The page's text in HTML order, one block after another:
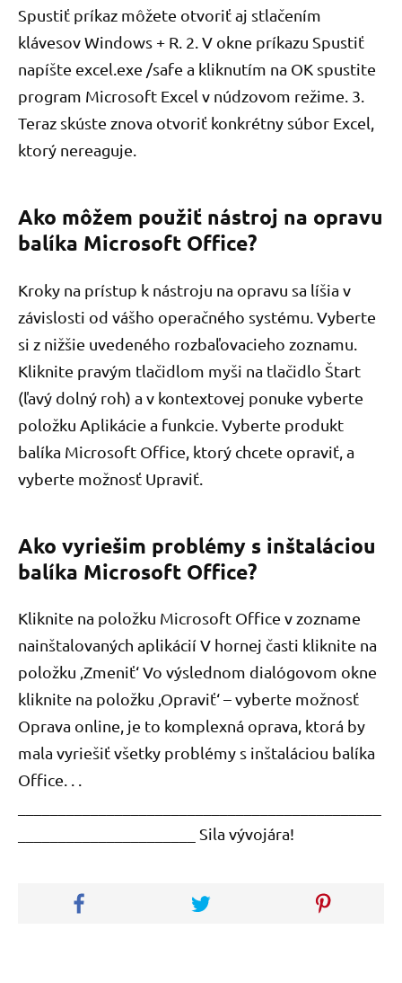
Spustiť príkaz môžete otvoriť aj stlačením
klávesov Windows + R. 2. V okne príkazu Spustiť
napíšte excel.exe /safe a kliknutím na OK spustite
program Microsoft Excel v núdzovom režime. 3.
Teraz skúste znova otvoriť konkrétny súbor Excel,
ktorý nereaguje.
Ako môžem použiť nástroj na opravu
balíka Microsoft Office?
Kroky na prístup k nástroju na opravu sa líšia v
závislosti od vášho operačného systému. Vyberte
si z nižšie uvedeného rozbaľovacieho zoznamu.
Kliknite pravým tlačidlom myši na tlačidlo Štart
(ľavý dolný roh) a v kontextovej ponuke vyberte
položku Aplikácie a funkcie. Vyberte produkt
balíka Microsoft Office, ktorý chcete opraviť, a
vyberte možnosť Upraviť.
Ako vyriešim problémy s inštaláciou
balíka Microsoft Office?
Kliknite na položku Microsoft Office v zozname
nainštalovaných aplikácií V hornej časti kliknite na
položku ‚Zmeniť‘ Vo výslednom dialógovom okne
kliknite na položku ‚Opraviť‘ – vyberte možnosť
Oprava online, je to komplexná oprava, ktorá by
mala vyriešiť všetky problémy s inštaláciou balíka
Office. . .
______________________ Sila vývojára!